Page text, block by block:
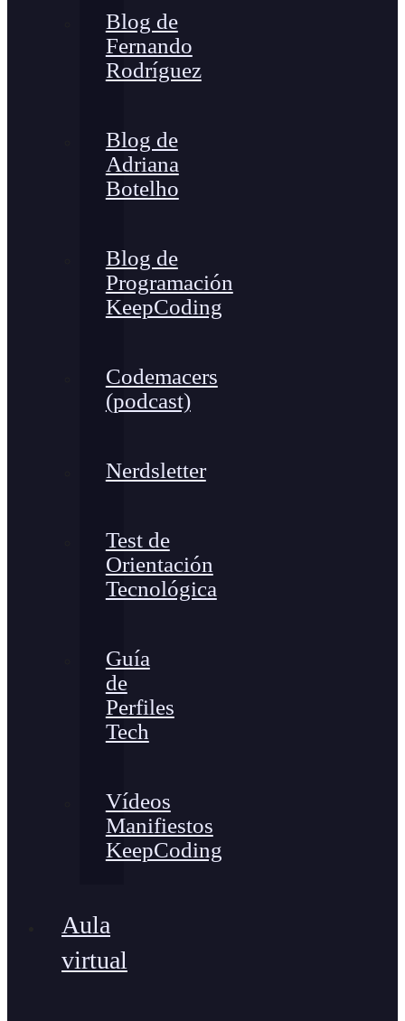
Blog de
Fernando
Rodríguez
Blog de
Adriana
Botelho
Blog de
Programación
KeepCoding
Codemacers
(podcast)
Nerdsletter
Test de
Orientación
Tecnológica
Guía
de
Perfiles
Tech
Vídeos
Manifiestos
KeepCoding
Aula
virtual